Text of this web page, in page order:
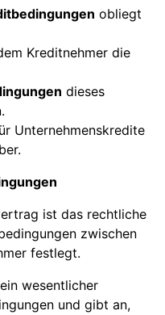
obliegt
Kreditnehmer die
dieses
Unternehmenskredite
ist das rechtliche
zwischen
festlegt.
wesentlicher
und gibt an,